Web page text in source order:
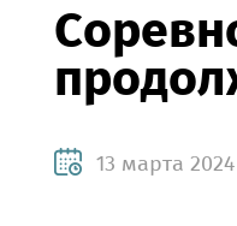
13 марта 2024